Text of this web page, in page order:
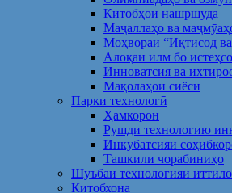
Китобҳои нашршуда
Маҷаллаҳо ва
Моҳвораи “Иқтисод ва
Алоқаи илм бо
Инноватсия ва
Мақолаҳои сиёсӣ
Парки технологӣ
Ҳамкорон
Рушди технологию
Инкубатсияи
Ташкили чорабиниҳо
Шуъбаи технологияи
Китобхона